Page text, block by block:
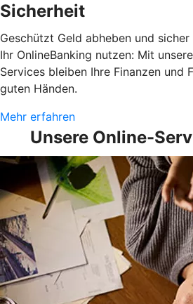
Sicherheit
Geschützt Geld abheben und
Ihr OnlineBanking nutzen: Mit
Services bleiben Ihre Finanzen und
guten Händen.
Mehr erfahren
Unsere Online-